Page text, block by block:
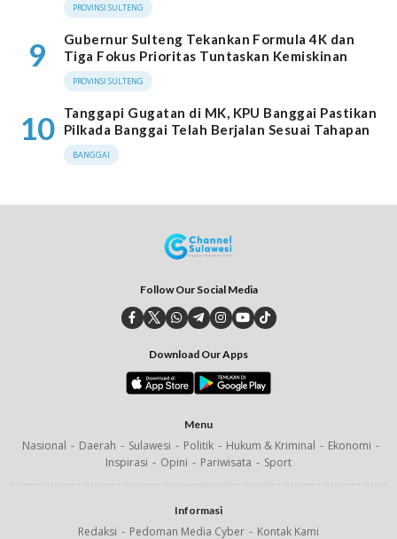
PROVINSI SULTENG
9
Gubernur Sulteng Tekankan Formula 4K dan
Tiga Fokus Prioritas Tuntaskan Kemiskinan
PROVINSI SULTENG
10
Tanggapi Gugatan di MK, KPU Banggai Pastikan
Pilkada Banggai Telah Berjalan Sesuai Tahapan
BANGGAI
Follow Our Social Media
Download Our Apps
Menu
Nasional Daerah Sulawesi Politik Hukum & Kriminal
Ekonomi
Inspirasi
Opini Pariwisata Sport
Informasi
Redaksi Pedoman Media Cyber Kontak Kami